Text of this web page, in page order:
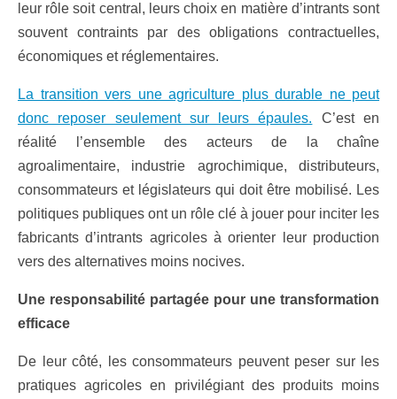
leur rôle soit central, leurs choix en matière d’intrants sont
souvent contraints par des obligations contractuelles,
économiques et réglementaires.
La transition vers une agriculture plus durable ne peut
donc reposer seulement sur leurs épaules. C’est en
réalité l’ensemble des acteurs de la chaîne
agroalimentaire, industrie agrochimique, distributeurs,
consommateurs et législateurs qui doit être mobilisé. Les
politiques publiques ont un rôle clé à jouer pour inciter les
fabricants d’intrants agricoles à orienter leur production
vers des alternatives moins nocives.
Une responsabilité partagée pour une transformation
efficace
De leur côté, les consommateurs peuvent peser sur les
pratiques agricoles en privilégiant des produits moins